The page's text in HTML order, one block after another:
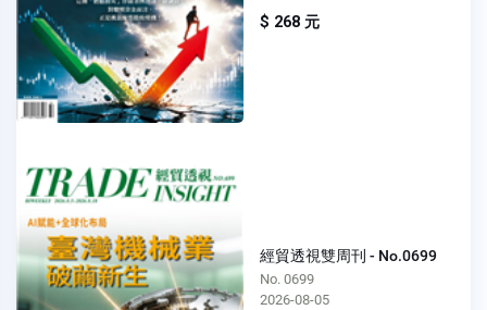
$ 268 元
經貿透視雙周刊 - No.0699
No. 0699
2026-08-05